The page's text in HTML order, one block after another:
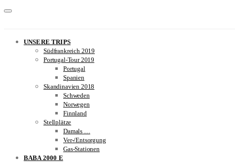
UNSERE TRIPS
Südfrankreich 2019
Portugal-Tour 2019
Portugal
Spanien
Skandinavien 2018
Schweden
Norwegen
Finnland
Stellplätze
Damals …
Ver-/Entsorgung
Gas-Stationen
BABA 2000 E